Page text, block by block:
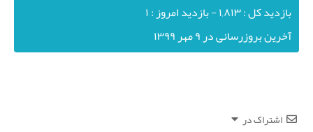
بازدید کل : ۱,۸۱۳ - بازدید امروز : ۱
آخرین بروزرسانی در ۹ مهر ۱۳۹۹
اشتراک در